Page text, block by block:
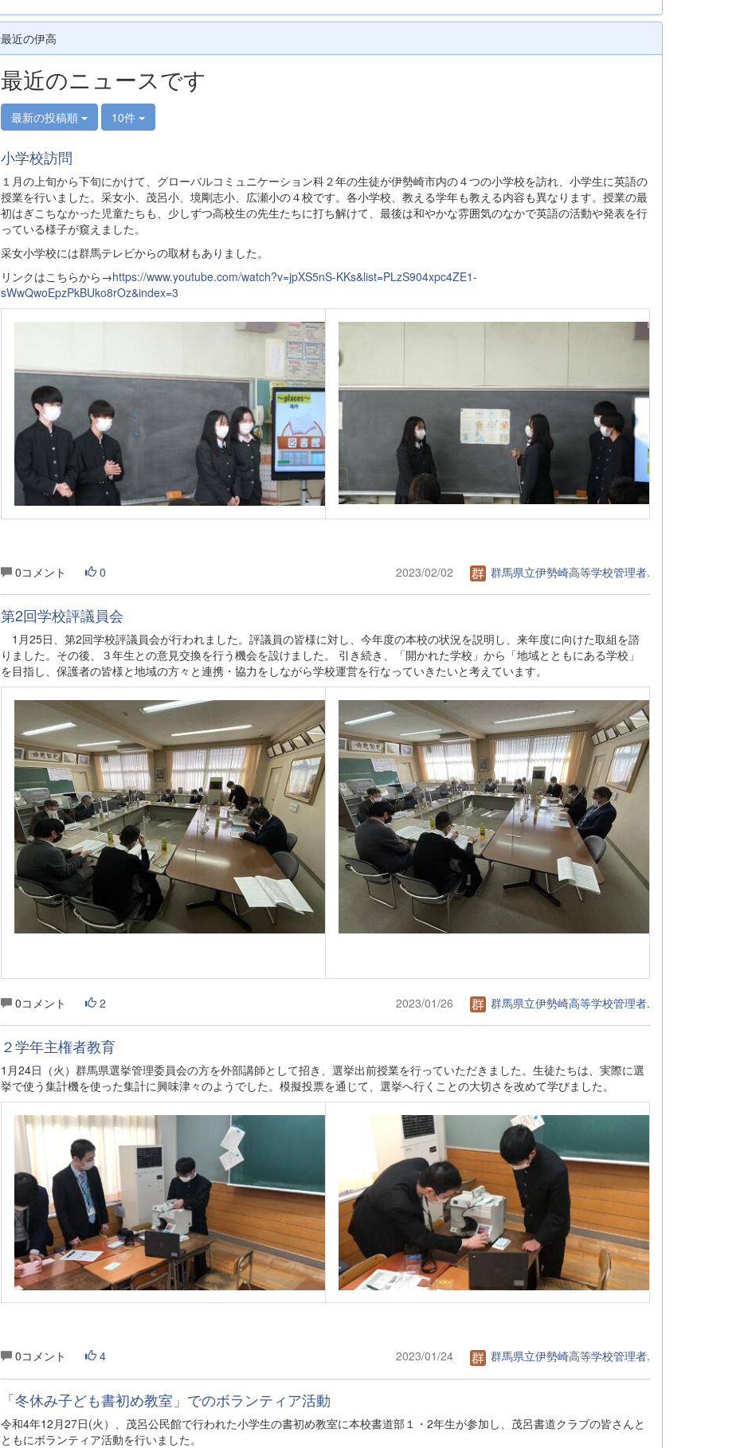
最近の伊高
最近のニュースです
最新の投稿順 10件
小学校訪問
１月の上旬から下旬にかけて、グローバルコミュニケーション科２年の生徒が伊勢崎市内の４つの小学校を訪れ、小学生に英語の
授業を行いました。采女小、茂呂小、境剛志小、広瀬小の４校です。各小学校、教える学年も教える内容も異なります。授業の最
初はぎこちなかった児童たちも、少しずつ高校生の先生たちに打ち解けて、最後は和やかな雰囲気のなかで英語の活動や発表を行
っている様子が窺えました。
采女小学校には群馬テレビからの取材もありました。
リンクはこちらから→https://www.youtube.com/watch?v=jpXS5nS-KKs&list=PLzS904xpc4ZE1-
sWwQwoEpzPkBUko8rOz&index=3
0コメント 0 2023/02/02 群馬県立伊勢崎高等学校管理者.
第2回学校評議員会
1月25日、第2回学校評議員会が行われました。評議員の皆様に対し、今年度の本校の状況を説明し、来年度に向けた取組を諮
りました。その後、３年生との意見交換を行う機会を設けました。 引き続き、「開かれた学校」から「地域とともにある学校」
を目指し、保護者の皆様と地域の方々と連携・協力をしながら学校運営を行なっていきたいと考えています。
0コメント 2 2023/01/26 群馬県立伊勢崎高等学校管理者.
２学年主権者教育
1月24日（火）群馬県選挙管理委員会の方を外部講師として招き、選挙出前授業を行っていただきました。生徒たちは、実際に選
挙で使う集計機を使った集計に興味津々のようでした。模擬投票を通じて、選挙へ行くことの大切さを改めて学びました。
0コメント 4 2023/01/24 群馬県立伊勢崎高等学校管理者.
「冬休み子ども書初め教室」でのボランティア活動
令和4年12月27日(火）、茂呂公民館で行われた小学生の書初め教室に本校書道部１・2年生が参加し、茂呂書道クラブの皆さんと
ともにボランティア活動を行いました。